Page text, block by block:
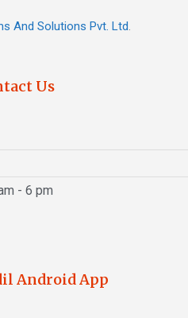
And Solutions Pvt. Ltd.
Us
- 6 pm
Android App